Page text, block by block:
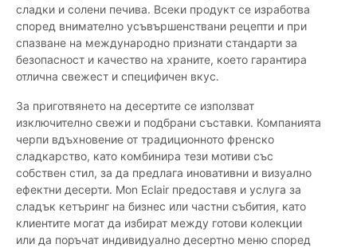
сладки и солени печива. Всеки продукт се изработва
според внимателно усъвършенствани рецепти и при
спазване на международно признати стандарти за
безопасност и качество на храните, което гарантира
отлична свежест и специфичен вкус.
За приготвянето на десертите се използват
изключително свежи и подбрани съставки. Компанията
черпи вдъхновение от традиционното френско
сладкарство, като комбинира тези мотиви със
собствен стил, за да предлага иновативни и визуално
ефектни десерти. Mon Eclair предоставя и услуга за
сладък кетъринг на бизнес или частни събития, като
клиентите могат да избират между готови колекции
или да поръчат индивидуално десертно меню според